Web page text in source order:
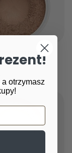
do twarzy,
otrzymasz